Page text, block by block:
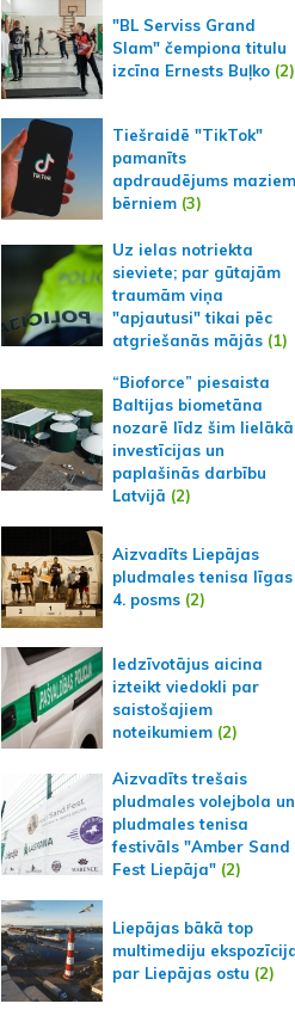
"BL Serviss Grand
Slam" čempiona titulu
izcīna Ernests Buļko(2)
Tiešraidē "TikTok"
pamanīts
apdraudējums maziem
bērniem(3)
Uz ielas notriekta
sieviete; par gūtajām
traumām viņa
"apjautusi" tikai pēc
atgriešanās mājās(1)
“Bioforce” piesaista
Baltijas biometāna
nozarē līdz šim
investīcijas un
paplašinās darbību
Latvijā (2)
Aizvadīts Liepājas
pludmales tenisa līgas
4. posms(2)
Iedzīvotājus aicina
izteikt viedokli par
saistošajiem
noteikumiem (2)
Aizvadīts trešais
pludmales volejbola un
pludmales tenisa
festivāls "Amber Sand
Fest Liepāja"(2)
Liepājas bākā top
multimediju
par Liepājas ostu (2)